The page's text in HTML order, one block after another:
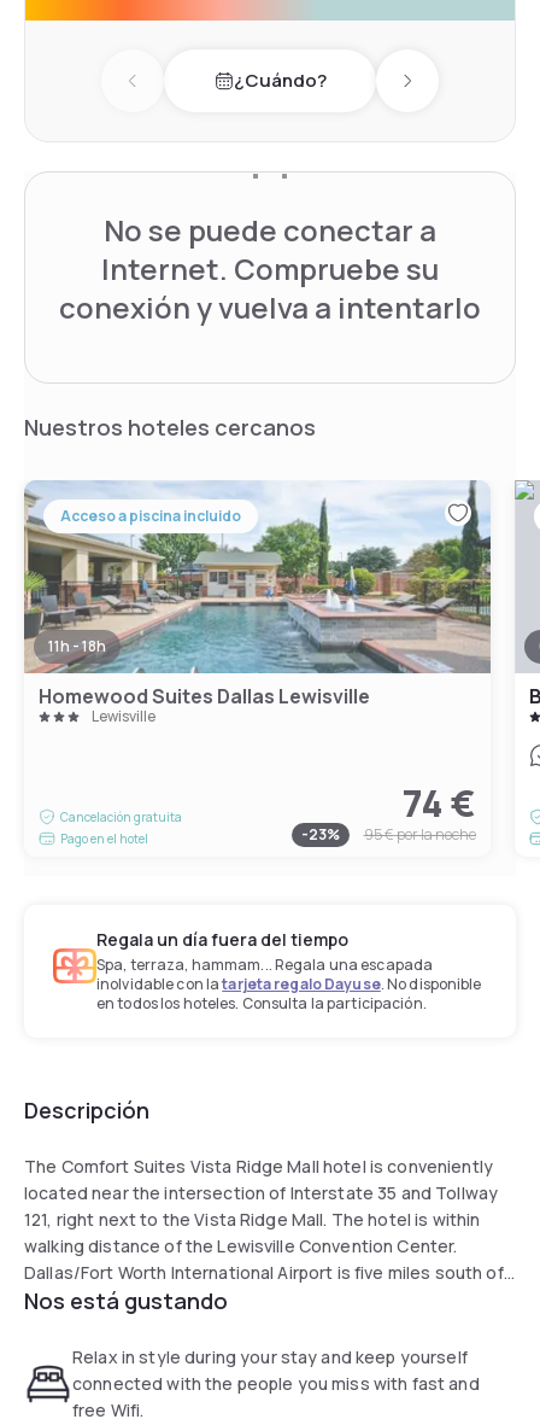
Previous day¿Cuándo? Next day
No se puede conectar a
Internet. Compruebe su
conexión y vuelva a intentarlo
Nuestros hoteles cercanos
Acceso a piscina incluido
11h - 18h
Homewood Suites Dallas Lewisville
Lewisville
Cancelación gratuita
Pago en el hotel
74 €
-23% 95 €por la noche
Regala un día fuera del tiempo
Spa, terraza, hammam... Regala una escapada
inolvidable con latarjeta regalo Dayuse. No disponible
en todos los hoteles. Consulta la participación.
Descripción
The Comfort Suites Vista Ridge Mall hotel is conveniently
located near the intersection of Interstate 35 and Tollway
121, right next to the Vista Ridge Mall. The hotel is within
walking distance of the Lewisville Convention Center.
Dallas/Fort Worth International Airport is five miles south of
the hotel. A dozen restaurants are within walking distance
weekday newspaper and free coffee.
The hotel accepts pets. Morning breakfast features hot
Nos está gustando
Relax in style during your stay and keep yourself
connected with the people you miss with fast and
free Wifi.